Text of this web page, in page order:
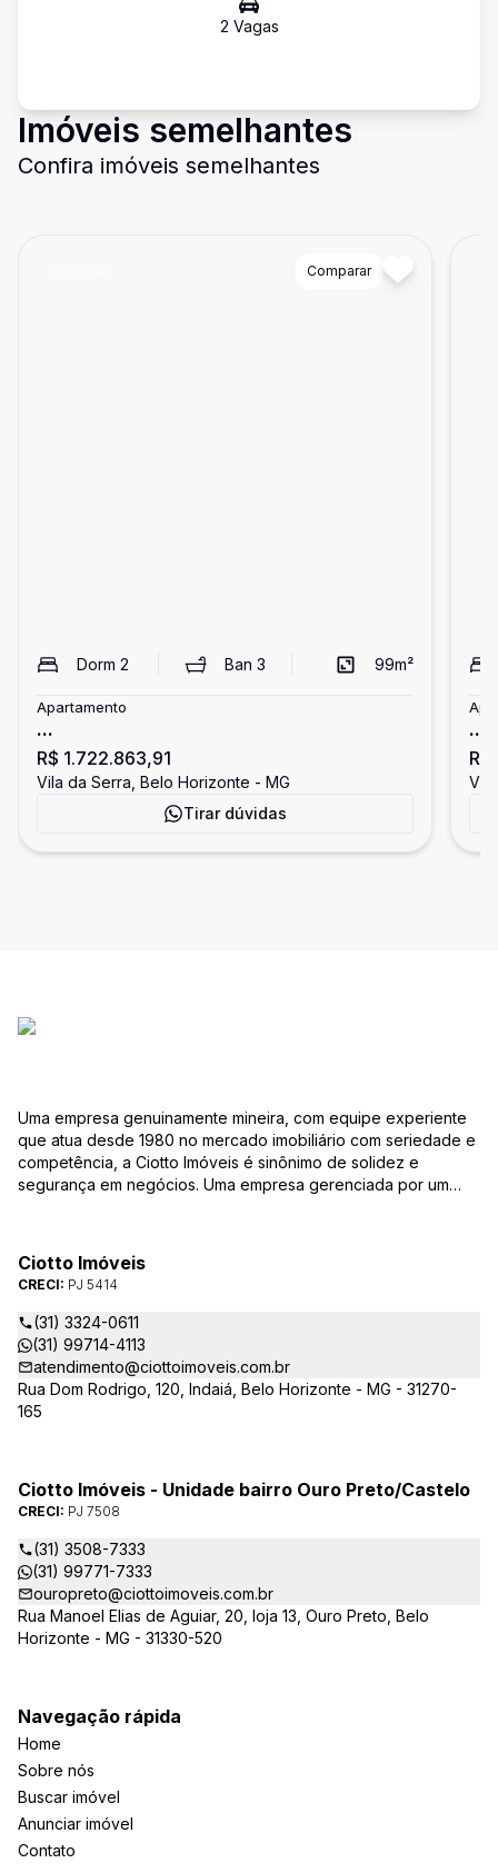
2 Vagas
Imóveis semelhantes
Confira imóveis semelhantes
Comparar
Dorm 2 Ban3 99m²
Apartamento
...
R$ 1.722.863,91
Vila da Serra, Belo Horizonte - MG
Tirar dúvidas
...
Uma empresa genuinamente mineira, com equipe experiente
que atua desde 1980 no mercado imobiliário com seriedade e
competência, a Ciotto Imóveis é sinônimo de solidez e
segurança em negócios. Uma empresa gerenciada por um
conservação de condomínios, disponibilizando sempre as
melhores opções da região da Pampulha. Oferecemos ainda
completa assessória, consulte-nos sobre os nossos
lançamentos, imóveis em construção e condomínios fechados,
administrados exclusivamente pela Ciotto Imóveis. Fazemos a
aprovação do seu credito junto a Caixa Econômica Federal e
demais agentes financeiros.
Ciotto Imóveis
CRECI: PJ 5414
(31) 3324-0611
(31) 99714-4113
atendimento@ciottoimoveis.com.br
Rua Dom Rodrigo, 120, Indaiá, Belo Horizonte - MG - 31270-
165
Ciotto Imóveis - Unidade bairro Ouro Preto/Castelo
CRECI: PJ 7508
(31) 3508-7333
(31) 99771-7333
ouropreto@ciottoimoveis.com.br
Rua Manoel Elias de Aguiar, 20, loja 13, Ouro Preto, Belo
Horizonte - MG - 31330-520
Navegação rápida
Home
Sobre nós
Buscar imóvel
Anunciar imóvel
Contato